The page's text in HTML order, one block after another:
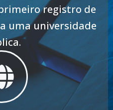
registro de
uma universidade